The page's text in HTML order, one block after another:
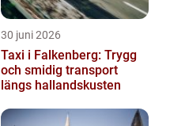
30 juni 2026
Taxi i Falkenberg: Trygg
och smidig transport
längs hallandskusten